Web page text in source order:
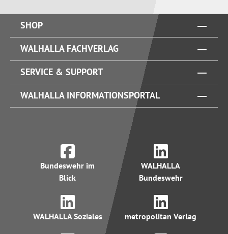
SHOP
WALHALLA FACHVERLAG
SERVICE & SUPPORT
WALHALLA INFORMATIONSPORTAL
Bundeswehr im
Blick
WALHALLA
Bundeswehr
WALHALLA Soziales metropolitan Verlag